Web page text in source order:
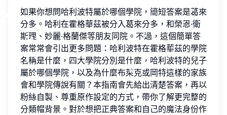
如果你想問哈利波特屬於哪個學院，簡短答案是葛來
分多。哈利在霍格華茲被分入葛來分多，和榮恩·衛
斯理、妙麗·格蘭傑等朋友同院。不過，這個簡單答
案常常會引出更多問題：哈利波特在霍格華茲的學院
名稱是什麼，四大學院分別是什麼，哈利波特的兒子
屬於哪個學院，以及為什麼布萊克或岡特這樣的家族
會和學院傳說有關？本指南會先給出清楚答案，再以
粉絲自製、尊重原作設定的方式，帶你了解更完整的
分類帽背景。對於想把正典答案和自己的魔法身份作